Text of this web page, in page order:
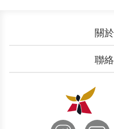
關
聯
申請表單